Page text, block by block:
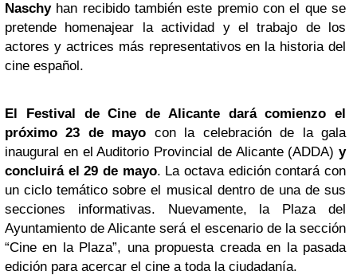
Naschyhan recibido también este premio con el que se
pretende homenajear la actividad y el trabajo de los
actores y actrices más representativos en la historia del
cine español.
El Festival de Cine de Alicantedará comienzo el
próximo 23 de mayo con la celebración de la gala
inaugural en el Auditorio Provincial de Alicante (ADDA) y
concluirá el 29 de mayo. La octava edición contará con
un ciclo temático sobre el musical dentro de una de sus
secciones informativas. Nuevamente, la Plaza del
Ayuntamiento de Alicante será el escenario de la sección
“Cine en la Plaza”, una propuesta creada en la pasada
edición para acercar el cine a toda la ciudadanía.